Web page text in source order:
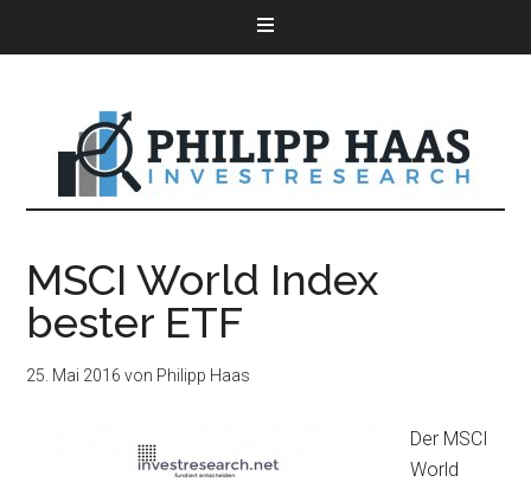
MSCI World Index
bester ETF
25. Mai 2016 von Philipp Haas
Der MSCI
World